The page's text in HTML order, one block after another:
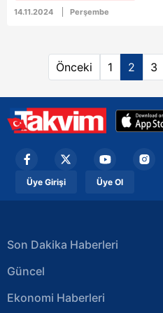
14.11.2024 Perşembe
Önceki 1 2 3
Üye Girişi Üye Ol
Son Dakika Haberleri
Güncel
Ekonomi Haberleri